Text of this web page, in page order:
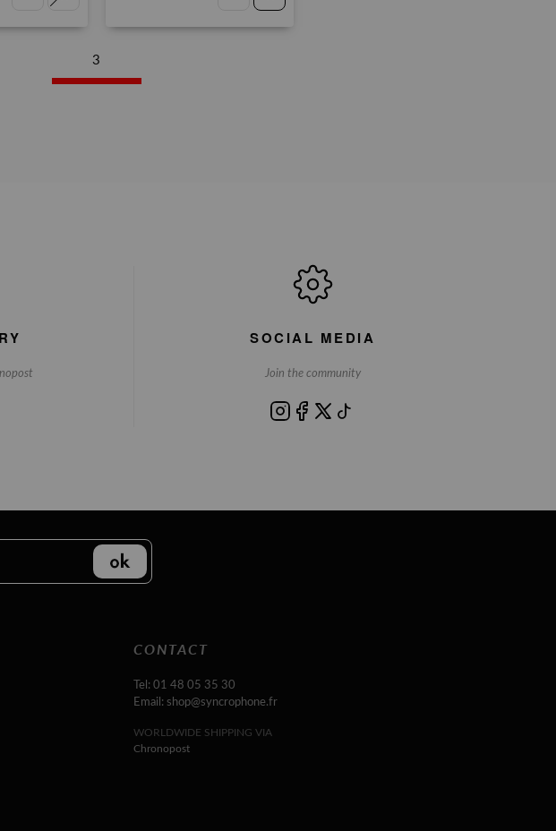
3
SOCIAL MEDIA
Join the community
CONTACT
Tel: 01 48 05 35 30
Email: shop@syncrophone.fr
WORLDWIDE SHIPPING VIA
Chronopost